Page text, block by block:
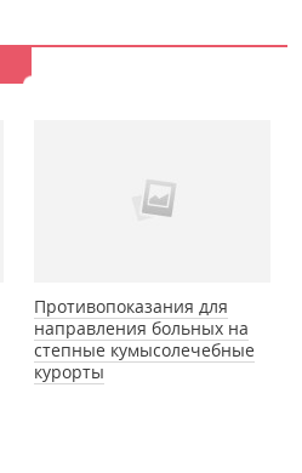
Противопоказания для
направления больных на
степные кумысолечебные
курорты